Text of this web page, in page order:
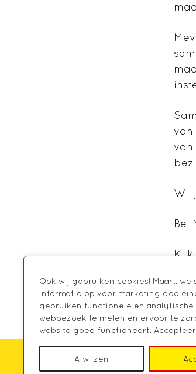
Ook wij gebruiken cookies! Maar... we
informatie op voor marketing
gebruiken functionele en analytische
webbezoek te meten en ervoor te
website goed functioneert.
Afwijzen
van
Wil
Bel
Kijk
HOME OVER MARKANT